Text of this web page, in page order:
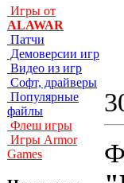
Игры от
ALAWAR
Патчи
Демоверсии игр
Видео из игр
Софт, драйверы
Популярные
файлы
Флеш игры
Игры Armor
Games